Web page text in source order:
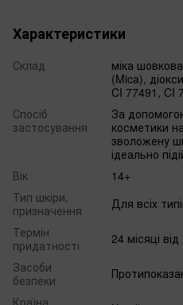
Характеристики
Склад
міка
(Mica),
CI 77491, CI
Спосіб
застосування
За
косметики
зволожену
ідеально
Вік
14+
Тип шкіри,
призначення
Для всіх
Термін
придатності
24 місяці
Засоби
безпеки
Країна